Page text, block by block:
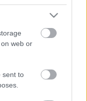
web or
sent to
úgy gondoltuk
– ...